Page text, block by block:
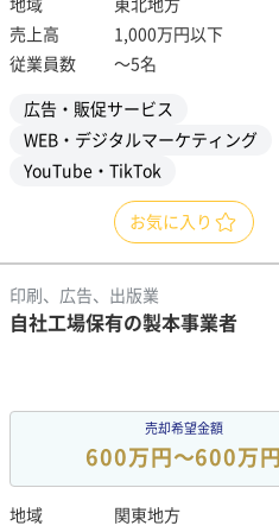
地域
東北地方
売上高
1,000万円以下
従業員数
〜5名
広告・販促サービス
WEB・デジタルマーケティング
YouTube・TikTok
お気に入り
印刷、広告、出版業
自社工場保有の製本事業者
売却希望金額
600万円〜600万円
地域 関東地方